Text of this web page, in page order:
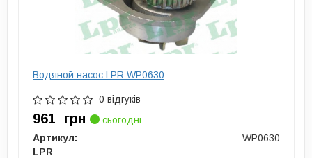
Водяной насос LPR WP0630
0 відгуків
961 грн
сьогодні
Артикул:
WP0630
LPR